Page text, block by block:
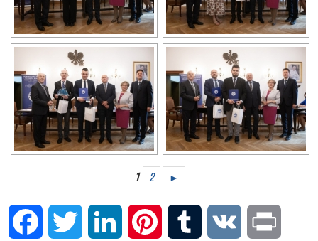
1 2 ►
Facebook Twitter LinkedIn Pinterest Tumblr VK